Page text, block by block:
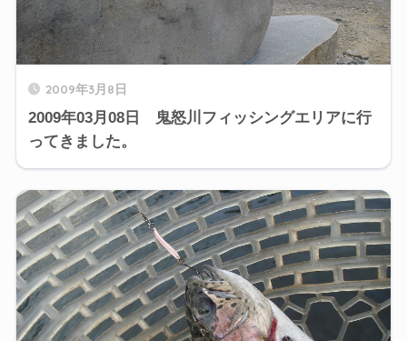
2009年3月8日
2009年03月08日 鬼怒川フィッシングエリアに行
ってきました。